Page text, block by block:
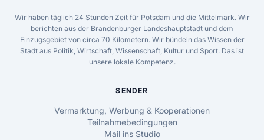
Wir haben täglich 24 Stunden Zeit für Potsdam und die Mittelmark. Wir
berichten aus der Brandenburger Landeshauptstadt und dem
Einzugsgebiet von circa 70 Kilometern. Wir bündeln das Wissen der
Stadt aus Politik, Wirtschaft, Wissenschaft, Kultur und Sport. Das ist
unsere lokale Kompetenz.
SENDER
Vermarktung, Werbung & Kooperationen
Teilnahmebedingungen
Mail ins Studio